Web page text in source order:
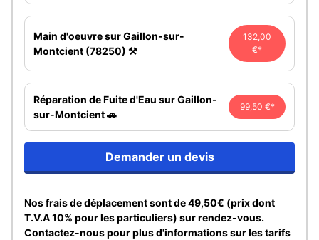
Main d'oeuvre sur Gaillon-sur-
Montcient (78250) ⚒️
132,00
€*
Réparation de Fuite d'Eau sur Gaillon-
sur-Montcient 🚗
99,50 €*
Demander un devis
Nos frais de déplacement sont de 49,50€ (prix dont
T.V.A 10% pour les particuliers) sur rendez-vous.
Contactez-nous pour plus d'informations sur les tarifs